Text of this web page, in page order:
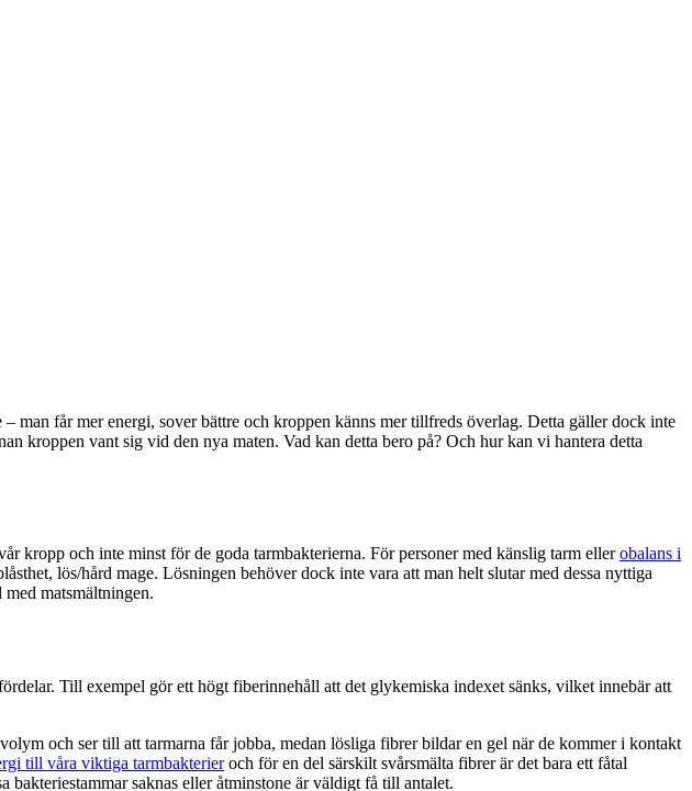
man får mer energi, sover bättre och kroppen känns mer tillfreds överlag. Detta gäller dock inte
kroppen vant sig vid den nya maten. Vad kan detta bero på? Och hur kan vi hantera detta
kropp och inte minst för de goda tarmbakterierna. För personer med känslig tarm ellerobalans i
lös/hård mage. Lösningen behöver dock inte vara att man helt slutar med dessa nyttiga
matsmältningen.
Till exempel gör ett högt fiberinnehåll att det glykemiska indexet sänks, vilket innebär att
och ser till att tarmarna får jobba, medan lösliga fibrer bildar en gel när de kommer i kontakt
till våra viktiga tarmbakterieroch för en del särskilt svårsmälta fibrer är det bara ett fåtal
saknas eller åtminstone är väldigt få till antalet.